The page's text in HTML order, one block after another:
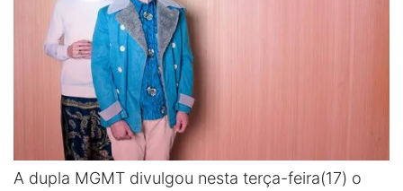
A dupla MGMT divulgou nesta terça-feira(17) o